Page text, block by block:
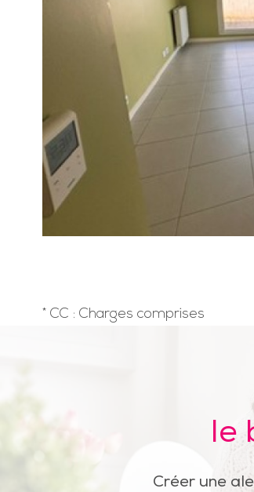
* CC : Charges comprises
le
Créer une